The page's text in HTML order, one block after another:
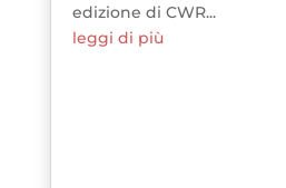
edizione di CWR...
leggi di più